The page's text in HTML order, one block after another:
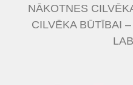
NĀKOTNES
CILVĒKA BŪTĪBAI